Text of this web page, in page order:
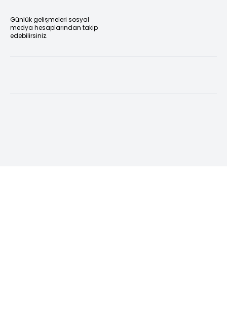
Günlük gelişmeleri sosyal
medya hesaplarından takip
edebilirsiniz.